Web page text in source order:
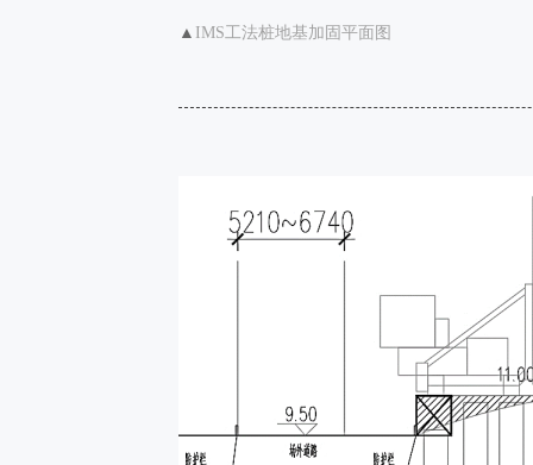
▲ IMS工法桩地基加固平面图